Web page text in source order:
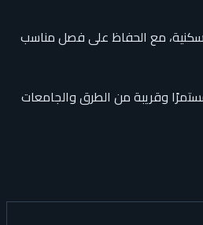
مع الحفاظ على فصل مناسب
وقريبة من الطرق والجامعات